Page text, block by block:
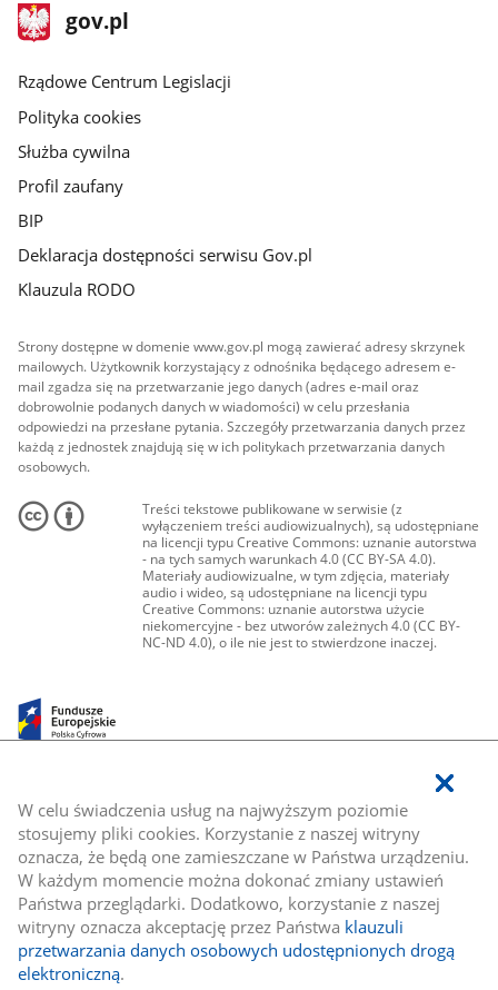
W celu świadczenia usług na najwyższym poziomie
stosujemy pliki cookies. Korzystanie z naszej witryny
oznacza, że będą one zamieszczane w Państwa urządzeniu.
W każdym momencie można dokonać zmiany ustawień
Państwa przeglądarki. Dodatkowo, korzystanie z naszej
witryny oznacza akceptację przez Państwa klauzuli
przetwarzania danych osobowych udostępnionych drogą
elektroniczną.
stopka
gov.plStrona
gov.pl
Rządowe Centrum Legislacji
Polityka cookies
Służba cywilna
Profil zaufany
BIP
Deklaracja dostępności serwisu Gov.pl
Klauzula RODO
Strony dostępne w domenie www.gov.pl mogą zawierać adresy skrzynek
mailowych. Użytkownik korzystający z odnośnika będącego adresem e-
mail zgadza się na przetwarzanie jego danych (adres e-mail oraz
dobrowolnie podanych danych w wiadomości) w celu przesłania
odpowiedzi na przesłane pytania. Szczegóły przetwarzania danych przez
każdą z jednostek znajdują się w ich politykach przetwarzania danych
osobowych.
Treści tekstowe publikowane w serwisie (z
wyłączeniem treści audiowizualnych), są udostępniane
na licencji typu Creative Commons: uznanie autorstwa
- na tych samych warunkach 4.0 (CC BY-SA 4.0).
Materiały audiowizualne, w tym zdjęcia, materiały
audio i wideo, są udostępniane na licencji typu
Creative Commons: uznanie autorstwa użycie
niekomercyjne - bez utworów zależnych 4.0 (CC BY-
NC-ND 4.0), o ile nie jest to stwierdzone inaczej.